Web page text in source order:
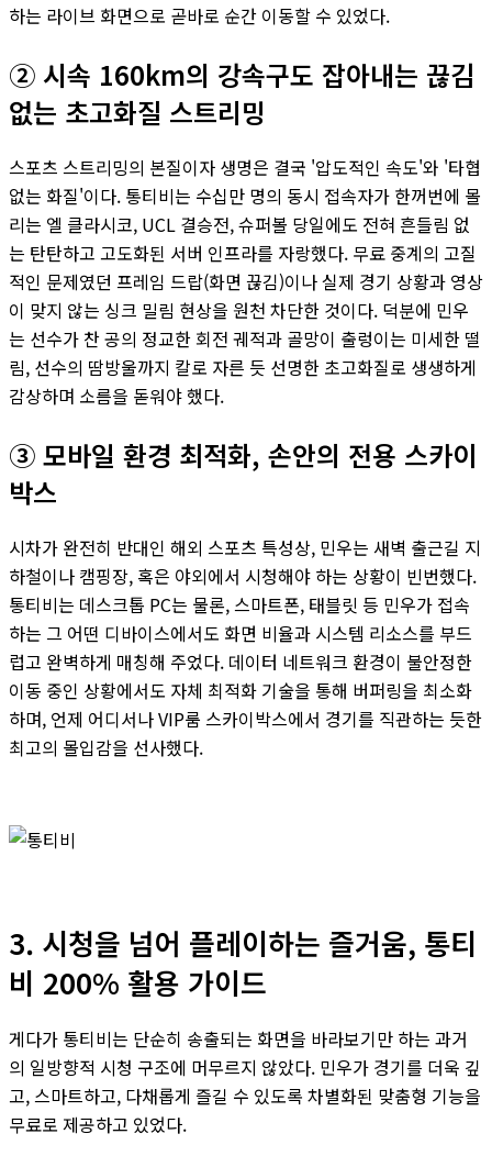
하는 라이브 화면으로 곧바로 순간 이동할 수 있었다.
② 시속 160km의 강속구도 잡아내는 끊김
없는 초고화질 스트리밍
스포츠 스트리밍의 본질이자 생명은 결국 '압도적인 속도'와 '타협
없는 화질'이다. 통티비는 수십만 명의 동시 접속자가 한꺼번에 몰
리는 엘 클라시코, UCL 결승전, 슈퍼볼 당일에도 전혀 흔들림 없
는 탄탄하고 고도화된 서버 인프라를 자랑했다. 무료 중계의 고질
적인 문제였던 프레임 드랍(화면 끊김)이나 실제 경기 상황과 영상
이 맞지 않는 싱크 밀림 현상을 원천 차단한 것이다. 덕분에 민우
는 선수가 찬 공의 정교한 회전 궤적과 골망이 출렁이는 미세한 떨
림, 선수의 땀방울까지 칼로 자른 듯 선명한 초고화질로 생생하게
감상하며 소름을 돋워야 했다.
③ 모바일 환경 최적화, 손안의 전용 스카이
박스
시차가 완전히 반대인 해외 스포츠 특성상, 민우는 새벽 출근길 지
하철이나 캠핑장, 혹은 야외에서 시청해야 하는 상황이 빈번했다.
통티비는 데스크톱 PC는 물론, 스마트폰, 태블릿 등 민우가 접속
하는 그 어떤 디바이스에서도 화면 비율과 시스템 리소스를 부드
럽고 완벽하게 매칭해 주었다. 데이터 네트워크 환경이 불안정한
이동 중인 상황에서도 자체 최적화 기술을 통해 버퍼링을 최소화
하며, 언제 어디서나 VIP룸 스카이박스에서 경기를 직관하는 듯한
최고의 몰입감을 선사했다.
3. 시청을 넘어 플레이하는 즐거움, 통티
비 200% 활용 가이드
게다가 통티비는 단순히 송출되는 화면을 바라보기만 하는 과거
의 일방향적 시청 구조에 머무르지 않았다. 민우가 경기를 더욱 깊
고, 스마트하고, 다채롭게 즐길 수 있도록 차별화된 맞춤형 기능을
무료로 제공하고 있었다.